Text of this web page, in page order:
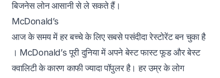
बिजनेस लोन आसानी से ले सकते हैं।
McDonald’s
आज के समय में हर बच्चे के लिए सबसे पसंदीदा रेस्टोरेंट बन चुका है
। McDonald’s पूरी दुनिया में अपने बेस्ट फास्ट फूड और बेस्ट
क्वालिटी के कारण काफी ज्यादा पॉपुलर है। हर उम्र के लोग